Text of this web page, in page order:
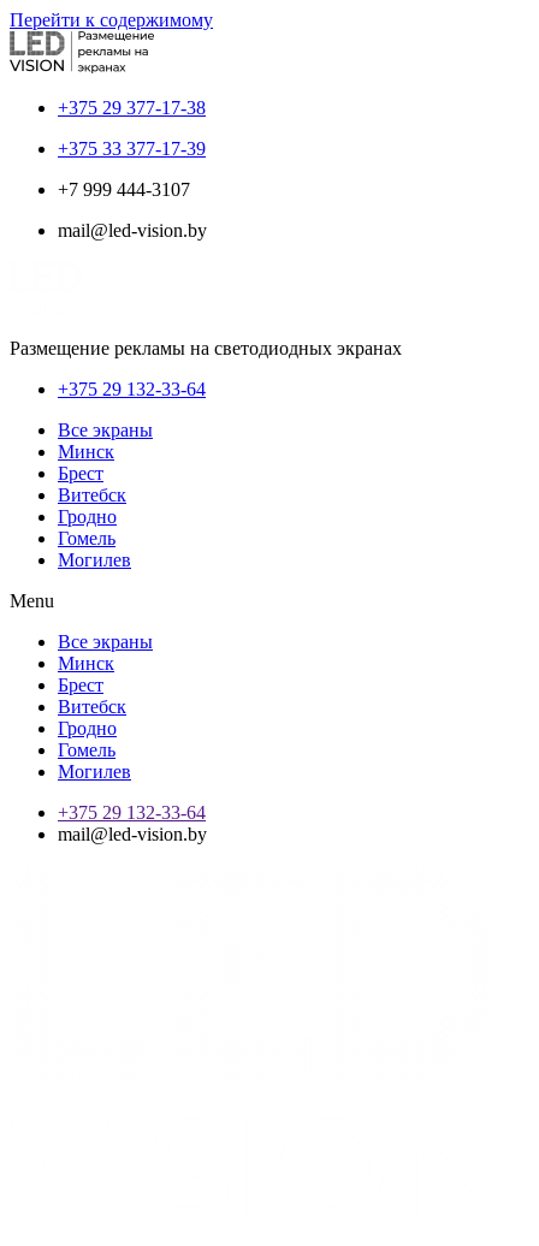
Перейти к содержимому
+375 29 377-17-38
+375 33 377-17-39
+7 999 444-3107
mail@led-vision.by
Размещение рекламы на светодиодных экранах
+375 29 132-33-64
Все экраны
Минск
Брест
Витебск
Гродно
Гомель
Могилев
Menu
Все экраны
Минск
Брест
Витебск
Гродно
Гомель
Могилев
+375 29 132-33-64
mail@led-vision.by